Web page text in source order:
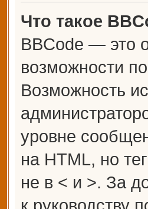
Что такое
BBCode — это
возможности
Возможность
уровне
на HTML, но
не в < и >. За